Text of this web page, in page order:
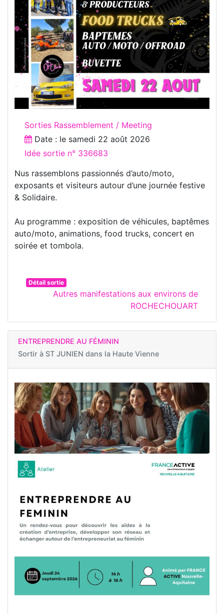
Sorties Rassemblement / Meeting
Date : le samedi 22 août 2026
Idée sortie n° 336683
Nus rassemblons passionnés d’auto/moto,
exposants et visiteurs autour d’une journée festive
& Solidaire.
Au programme : exposition de véhicules, baptêmes
auto/moto, animations, food trucks, concert en
soirée et tombola.
Détail sortie
Autres manifestations aux environs de
ROCHECHOUART
ENTREPRENDRE AU FÉMININ
Sortir à ST JUNIEN dans la Haute Vienne